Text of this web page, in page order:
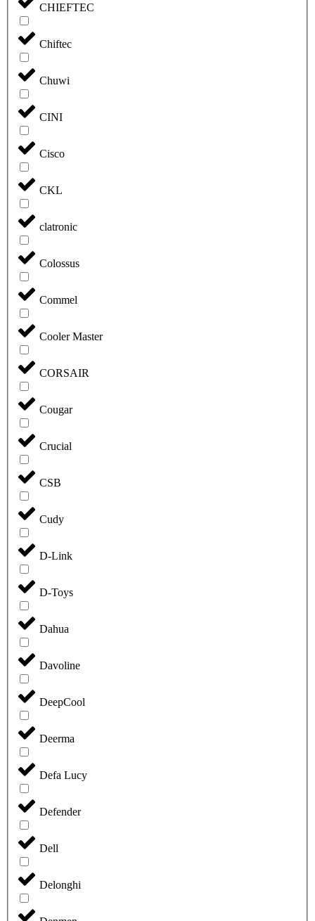
CHIEFTEC
Chiftec
Chuwi
CINI
Cisco
CKL
clatronic
Colossus
Commel
Cooler Master
CORSAIR
Cougar
Crucial
CSB
Cudy
D-Link
D-Toys
Dahua
Davoline
DeepCool
Deerma
Defa Lucy
Defender
Dell
Delonghi